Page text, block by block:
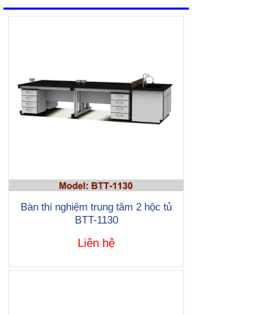
Bàn thí nghiệm trung tâm 2 hộc tủ
BTT-1130
Liên hệ